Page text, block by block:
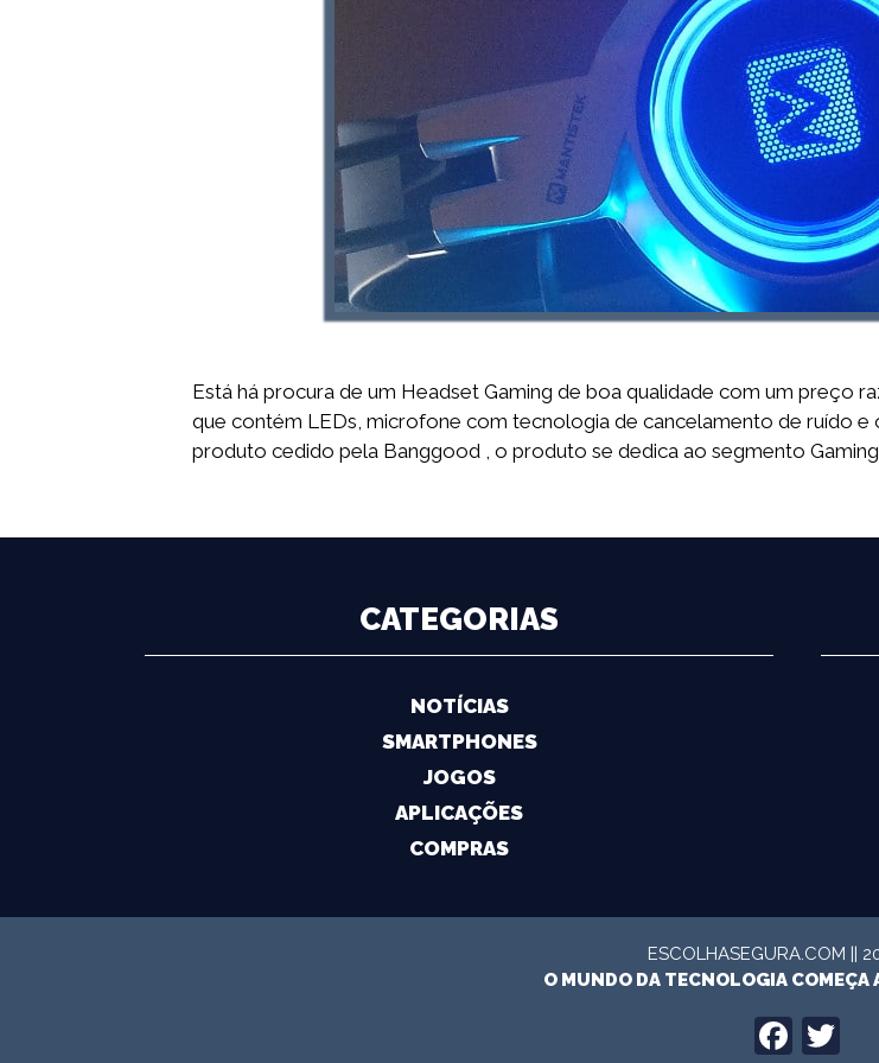
Está há procura de um Headset Gaming de boa qualidade com um preço
que contém LEDs, microfone com tecnologia de cancelamento de ruído
produto cedido pela Banggood , o produto se dedica ao segmento
CATEGORIAS
NOTÍCIAS
SMARTPHONES
JOGOS
APLICAÇÕES
COMPRAS
ESCOLHASEGURA.COM ||
O MUNDO DA TECNOLOGIA COMEÇA